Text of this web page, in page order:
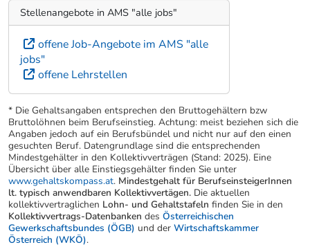
Stellenangebote in AMS "alle jobs"
offene Job-Angebote im AMS "alle
jobs"
offene Lehrstellen
* Die Gehaltsangaben entsprechen den Bruttogehältern bzw
Bruttolöhnen beim Berufseinstieg. Achtung: meist beziehen sich die
Angaben jedoch auf ein Berufsbündel und nicht nur auf den einen
gesuchten Beruf. Datengrundlage sind die entsprechenden
Mindestgehälter in den Kollektivverträgen (Stand: 2025). Eine
Übersicht über alle Einstiegsgehälter finden Sie unter
www.gehaltskompass.at. Mindestgehalt für BerufseinsteigerInnen
lt. typisch anwendbaren Kollektivvertägen. Die aktuellen
kollektivvertraglichen Lohn- und Gehaltstafeln finden Sie in den
Kollektivvertrags-Datenbanken des Österreichischen
Gewerkschaftsbundes (ÖGB) und der Wirtschaftskammer
Österreich (WKÖ).